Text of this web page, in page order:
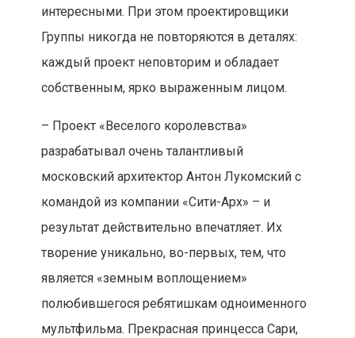
интересными. При этом проектировщики
Группы никогда не повторяются в деталях:
каждый проект неповторим и обладает
собственным, ярко выраженным лицом.
– Проект «Веселого королевства»
разрабатывал очень талантливый
московский архитектор Антон Лукомский с
командой из компании «Сити-Арх» – и
результат действительно впечатляет. Их
творение уникально, во-первых, тем, что
является «земным воплощением»
полюбившегося ребятишкам одноименного
мультфильма. Прекрасная принцесса Сари,